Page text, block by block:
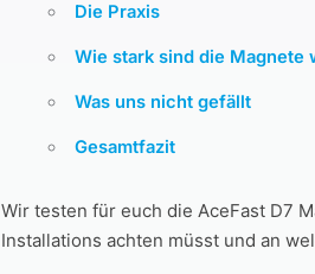
Die Praxis
Wie stark sind die Magnete
Was uns nicht gefällt
Gesamtfazit
Wir testen für euch die AceFast D7
Installations achten müsst und an